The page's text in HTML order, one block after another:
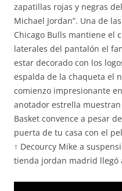
zapatillas rojas y negras
Michael Jordan”. Una de
Chicago Bulls mantiene el
laterales del pantalón el
estar decorado con los
espalda de la chaqueta el
comienzo impresionante
anotador estrella
Basket convence a pesar
puerta de tu casa con el
↑ Decourcy Mike a
tienda jordan madrid llegó